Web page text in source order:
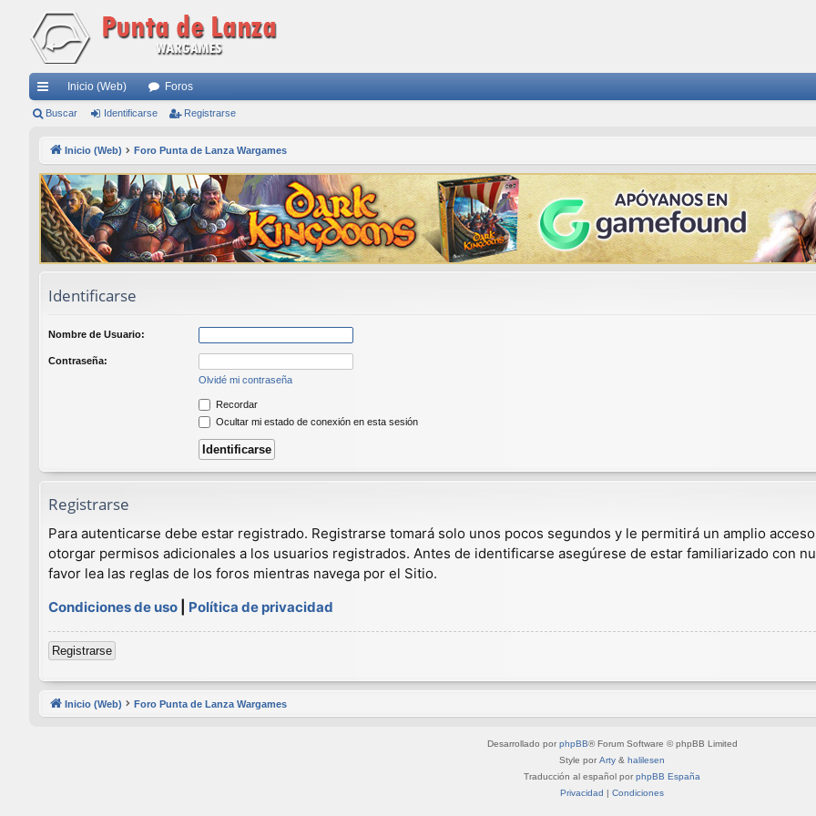
nl
rá
pi
do
Inicio (Web) Foros
Buscar Identificarse Registrarse
Inicio (Web) Foro Punta de Lanza Wargames
Identificarse
Nombre de Usuario:
Contraseña:
Olvidé mi contraseña
Recordar
Ocultar mi estado de conexión en esta sesión
Registrarse
Para autenticarse debe estar registrado. Registrarse tomará solo unos pocos segundos y le permitirá un amplio
otorgar permisos adicionales a los usuarios registrados. Antes de identificarse asegúrese de estar familiarizado con
favor lea las reglas de los foros mientras navega por el Sitio.
Condiciones de uso
Política de privacidad
Registrarse
Inicio (Web) Foro Punta de Lanza Wargames
Desarrollado por phpBB® Forum Software © phpBB Limited
Style por Arty & halilesen
Traducción al español por phpBB España
Privacidad | Condiciones